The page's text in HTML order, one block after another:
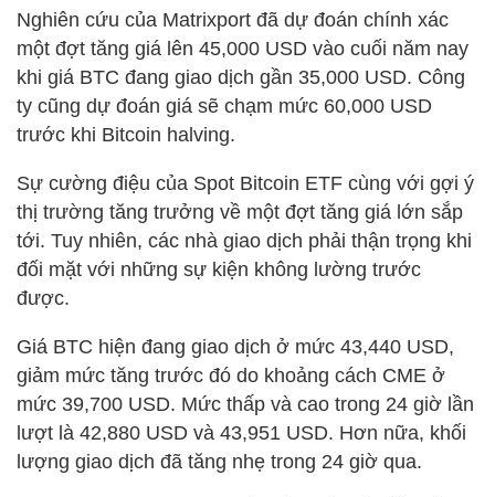
Nghiên cứu của Matrixport đã dự đoán chính xác
một đợt tăng giá lên 45,000 USD vào cuối năm nay
khi giá BTC đang giao dịch gần 35,000 USD. Công
ty cũng dự đoán giá sẽ chạm mức 60,000 USD
trước khi Bitcoin halving.
Sự cường điệu của Spot Bitcoin ETF cùng với gợi ý
thị trường tăng trưởng về một đợt tăng giá lớn sắp
tới. Tuy nhiên, các nhà giao dịch phải thận trọng khi
đối mặt với những sự kiện không lường trước
được.
Giá BTC hiện đang giao dịch ở mức 43,440 USD,
giảm mức tăng trước đó do khoảng cách CME ở
mức 39,700 USD. Mức thấp và cao trong 24 giờ lần
lượt là 42,880 USD và 43,951 USD. Hơn nữa, khối
lượng giao dịch đã tăng nhẹ trong 24 giờ qua.